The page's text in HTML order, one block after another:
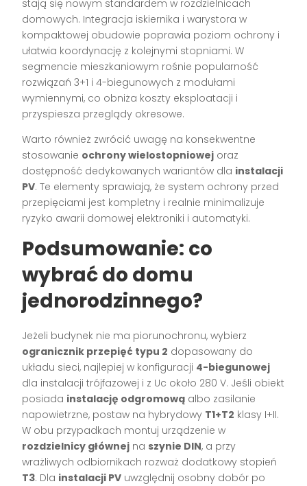
stają się nowym standardem w rozdzielnicach
domowych. Integracja iskiernika i warystora w
kompaktowej obudowie poprawia poziom ochrony i
ułatwia koordynację z kolejnymi stopniami. W
segmencie mieszkaniowym rośnie popularność
rozwiązań 3+1 i 4-biegunowych z modułami
wymiennymi, co obniża koszty eksploatacji i
przyspiesza przeglądy okresowe.
Warto również zwrócić uwagę na konsekwentne
stosowanie ochrony wielostopniowej oraz
dostępność dedykowanych wariantów dla instalacji
PV. Te elementy sprawiają, że system ochrony przed
przepięciami jest kompletny i realnie minimalizuje
ryzyko awarii domowej elektroniki i automatyki.
Podsumowanie: co
wybrać do domu
jednorodzinnego?
Jeżeli budynek nie ma piorunochronu, wybierz
ogranicznik przepięć typu 2 dopasowany do
układu sieci, najlepiej w konfiguracji 4-biegunowej
dla instalacji trójfazowej i z Uc około 280 V. Jeśli obiekt
posiada instalację odgromową albo zasilanie
napowietrzne, postaw na hybrydowy T1+T2 klasy I+II.
W obu przypadkach montuj urządzenie w
rozdzielnicy głównej na szynie DIN, a przy
wrażliwych odbiornikach rozważ dodatkowy stopień
T3. Dla instalacji PV uwzględnij osobny dobór po